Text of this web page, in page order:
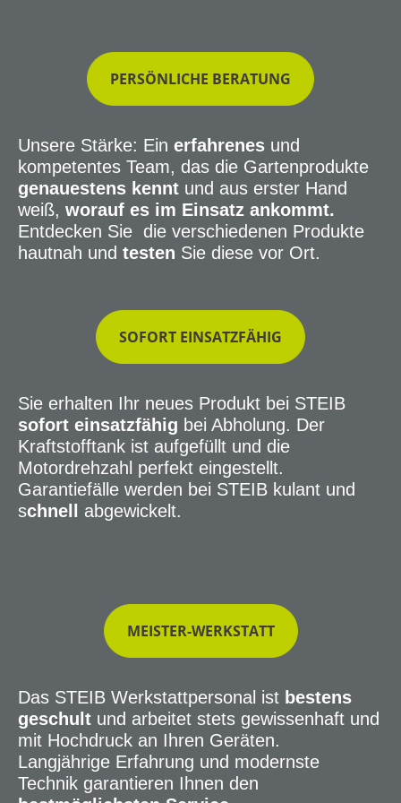
PERSÖNLICHE BERATUNG
Unsere Stärke: Ein erfahrenes und
kompetentes Team, das die Gartenprodukte
genauestens kennt und aus erster Hand
weiß, worauf es im Einsatz ankommt.
Entdecken Sie die verschiedenen Produkte
hautnah und testen Sie diese vor Ort.
SOFORT EINSATZFÄHIG
Sie erhalten Ihr neues Produkt bei STEIB
sofort einsatzfähig bei Abholung. Der
Kraftstofftank ist aufgefüllt und die
Motordrehzahl perfekt eingestellt.
Garantiefälle werden bei STEIB kulant und
schnell abgewickelt.
MEISTER-WERKSTATT
Das STEIB Werkstattpersonal ist bestens
geschult und arbeitet stets gewissenhaft und
mit Hochdruck an Ihren Geräten.
Langjährige Erfahrung und modernste
Technik garantieren Ihnen den